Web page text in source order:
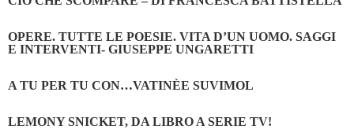
OPERE. TUTTE LE POESIE. VITA D’UN UOMO. SAGGI
E INTERVENTI- GIUSEPPE UNGARETTI
A TU PER TU CON…VATINÈE SUVIMOL
LEMONY SNICKET, DA LIBRO A SERIE TV!